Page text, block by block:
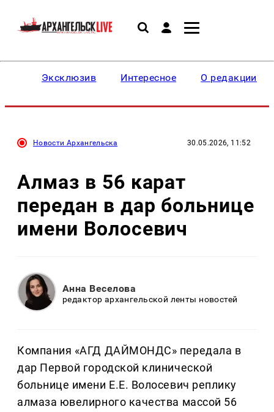
Эксклюзив Интересное О редакции
Новости Архангельска 30.05.2026, 11:52
Алмаз в 56 карат
передан в дар больнице
имени Волосевич
Анна Веселова
редактор архангельской ленты новостей
Компания «АГД ДАЙМОНДС» передала в
дар Первой городской клинической
больнице имени Е.Е. Волосевич реплику
алмаза ювелирного качества массой 56